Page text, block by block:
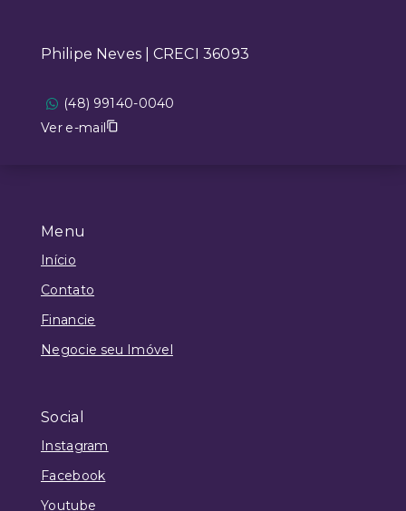
Menu
Início
Contato
Financie
Negocie seu Imóvel
Social
Instagram
Facebook
Youtube
Philipe Neves | CRECI 36093
(48) 99140-0040
Ver e-mail